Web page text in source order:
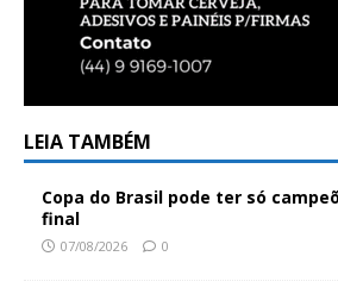
LEIA TAMBÉM
Copa do Brasil pode ter só
final
07/08/2026 0